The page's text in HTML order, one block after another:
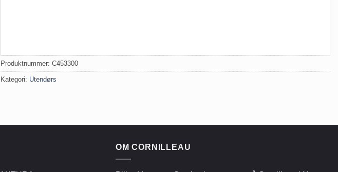
Produktnummer: C453300
Kategori: Utendørs
OM CORNILLEAU